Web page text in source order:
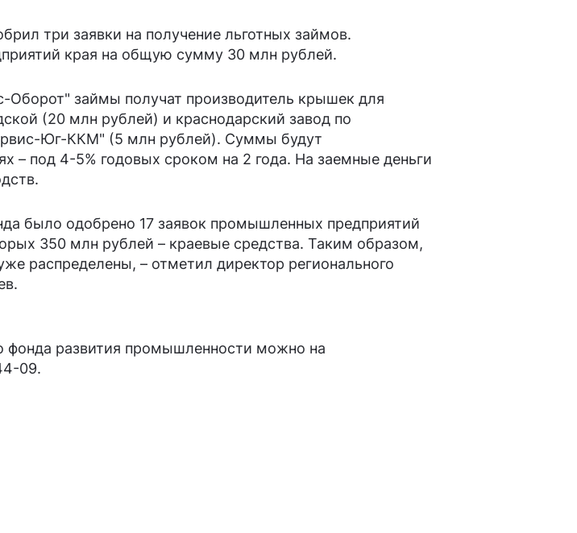
три заявки на получение льготных займов.
края на общую сумму 30 млн рублей.
Оборот" займы получат производитель крышек для
(20 млн рублей) и краснодарский завод по
Юг-ККМ" (5 млн рублей). Суммы будут
– под 4-5% годовых сроком на 2 года. На заемные деньги
было одобрено 17 заявок промышленных предприятий
350 млн рублей – краевые средства. Таким образом,
распределены, – отметил директор регионального
фонда развития промышленности можно на
09.